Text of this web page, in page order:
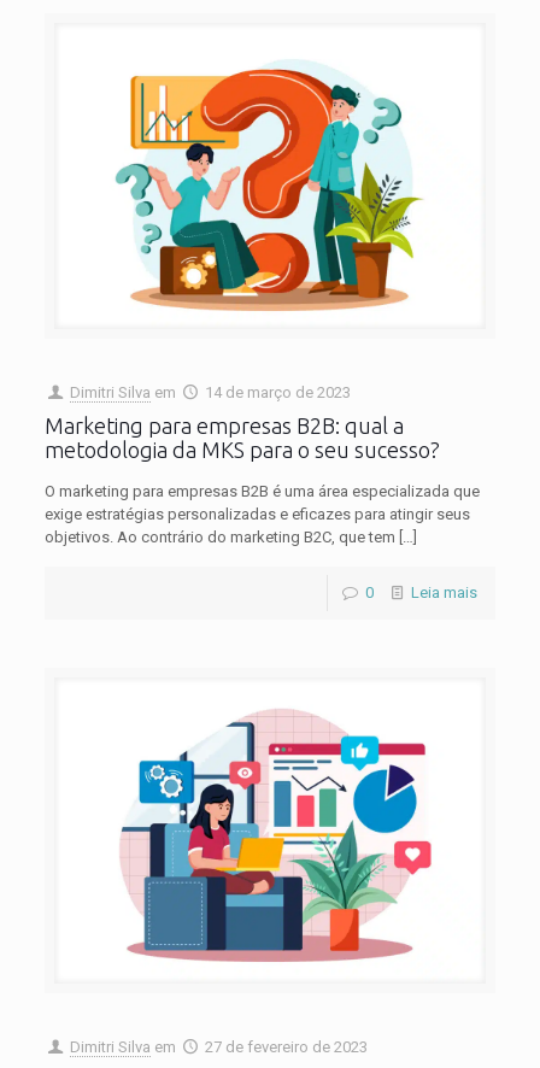
Dimitri Silva em 14 de março de 2023
Marketing para empresas B2B: qual a
metodologia da MKS para o seu sucesso?
O marketing para empresas B2B é uma área especializada que
exige estratégias personalizadas e eficazes para atingir seus
objetivos. Ao contrário do marketing B2C, que tem […]
0 Leia mais
Dimitri Silva em 27 de fevereiro de 2023